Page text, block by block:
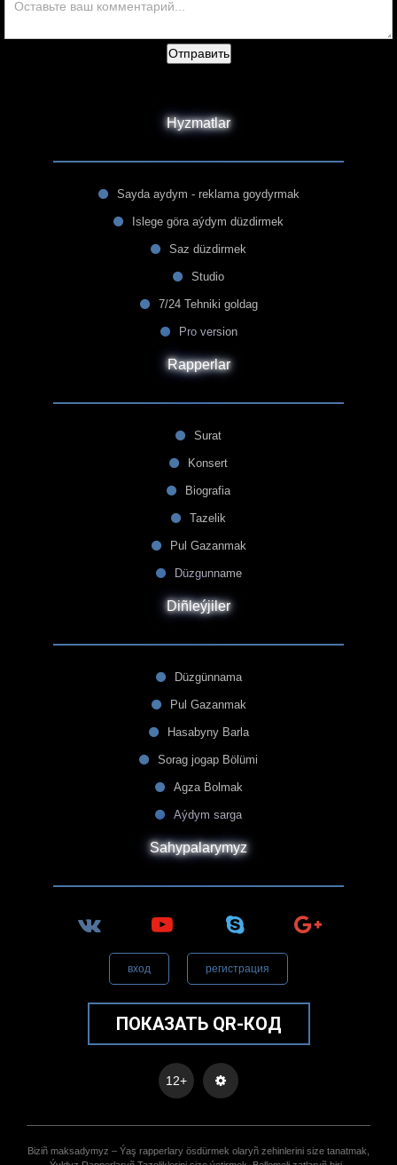
Отправить
Hyzmatlar
Sayda aydym - reklama goydyrmak
Islege göra aýdym düzdirmek
Saz düzdirmek
Studio
7/24 Tehniki goldag
Pro version
Rapperlar
Surat
Konsert
Biografia
Tazelik
Pul Gazanmak
Düzgunname
Diñleýjiler
Düzgünnama
Pul Gazanmak
Hasabyny Barla
Sorag jogap Bölümi
Agza Bolmak
Aýdym sarga
Sahypalarymyz
вход регистрация
ПОКАЗАТЬ QR-КОД
12+
Biziñ maksadymyz – Ýaş rapperlary ösdürmek olaryñ zehinlerini size tanatmak,